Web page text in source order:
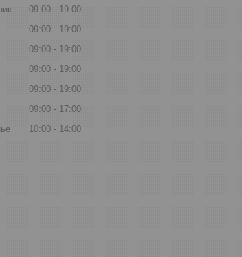
09:00
19:00
09:00
19:00
09:00
19:00
09:00
19:00
09:00
19:00
09:00
17:00
10:00 14:00